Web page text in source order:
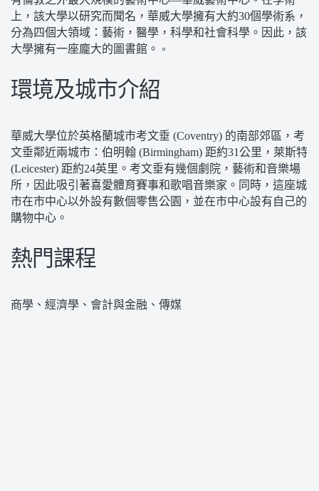
上，該大學以研究而聞名，華威大學擁有大約30個學術系，
分為四個大領域：藝術，醫學，科學和社會科學。因此，該
大學擁有一座龐大的圖書館。 。
環境及城市介紹
華威大學位於英格蘭城市考文垂 (Coventry) 的南部郊區，考
文垂鄰近兩城市：伯明翰 (Birmingham) 距約31公里，萊斯特
(Leicester) 距約24英里。考文垂有幾個劇院，藝術和音樂場
所，因此吸引著喜愛體育賽事和歌唱音樂家。同時，這座城
市在市中心以外設有數個零售公園，並在市中心設有自己的
購物中心。
熱門課程
商學、經濟學、會計與金融、傳媒